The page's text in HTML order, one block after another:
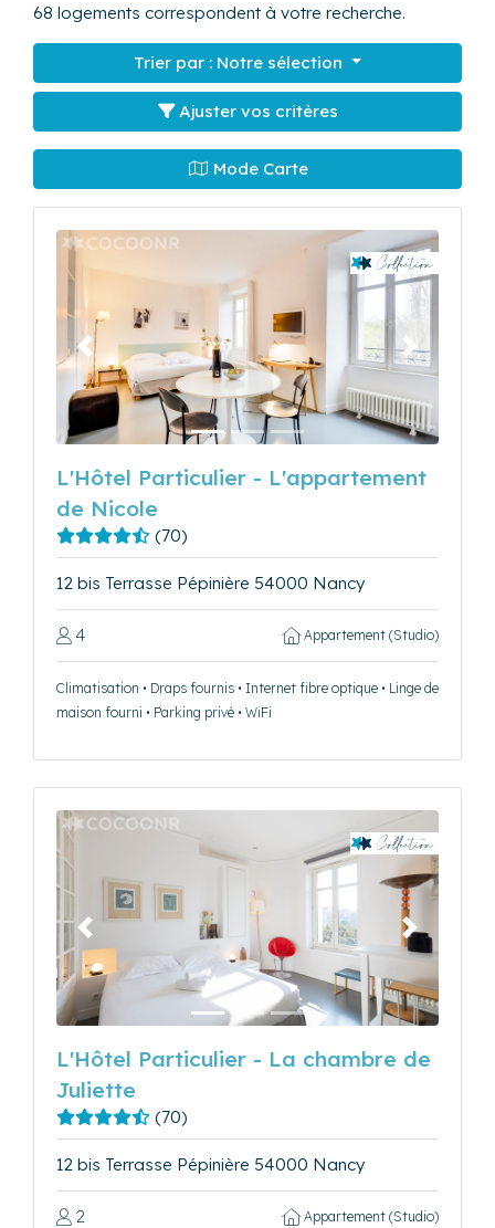
68 logements correspondent à votre recherche.
Trier par : Notre sélection
Ajuster vos critères
Mode Carte
Précédent Suivant
L'Hôtel Particulier - L'appartement
de Nicole
(70)
12 bis Terrasse Pépinière 54000 Nancy
4 Appartement (Studio)
Climatisation • Draps fournis • Internet fibre optique • Linge de
maison fourni • Parking privé • WiFi
Précédent Suivant
L'Hôtel Particulier - La chambre de
Juliette
(70)
12 bis Terrasse Pépinière 54000 Nancy
2 Appartement (Studio)